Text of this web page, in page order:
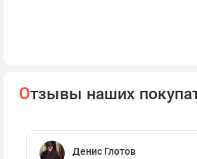
Отзывы наших
Денис Глотов